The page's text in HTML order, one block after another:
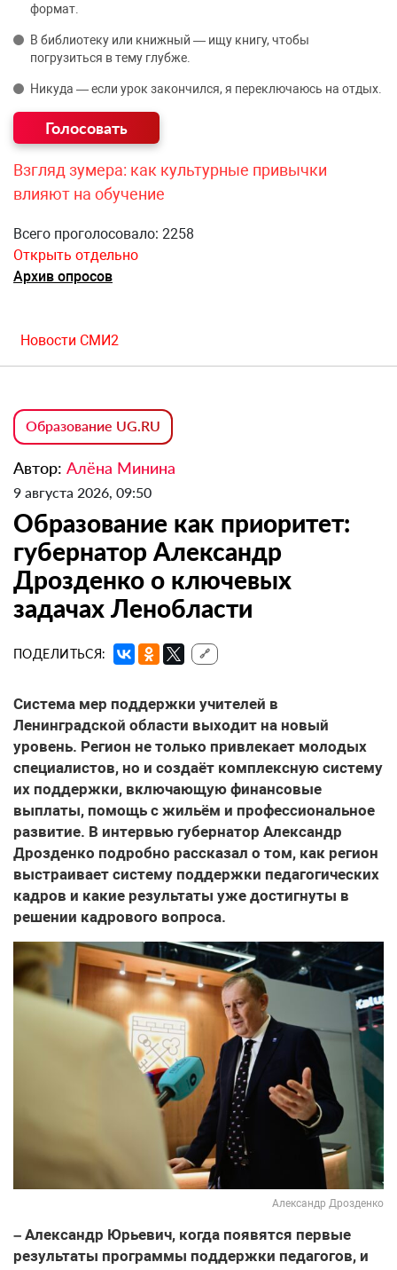
формат.
В библиотеку или книжный — ищу книгу, чтобы
погрузиться в тему глубже.
Никуда — если урок закончился, я переключаюсь на отдых.
Взгляд зумера: как культурные привычки
влияют на обучение
Всего проголосовало: 2258
Открыть отдельно
Архив опросов
Новости СМИ2
Образование UG.RU
Автор: Алёна Минина
9 августа 2026, 09:50
Образование как приоритет:
губернатор Александр
Дрозденко о ключевых
задачах Ленобласти
ПОДЕЛИТЬСЯ: 🔗
Система мер поддержки учителей в
Ленинградской области выходит на новый
уровень. Регион не только привлекает молодых
специалистов, но и создаёт комплексную систему
их поддержки, включающую финансовые
выплаты, помощь с жильём и профессиональное
развитие. В интервью губернатор Александр
Дрозденко подробно рассказал о том, как регион
выстраивает систему поддержки педагогических
кадров и какие результаты уже достигнуты в
решении кадрового вопроса.
Александр Дрозденко
– Александр Юрьевич, когда появятся первые
результаты программы поддержки педагогов, и